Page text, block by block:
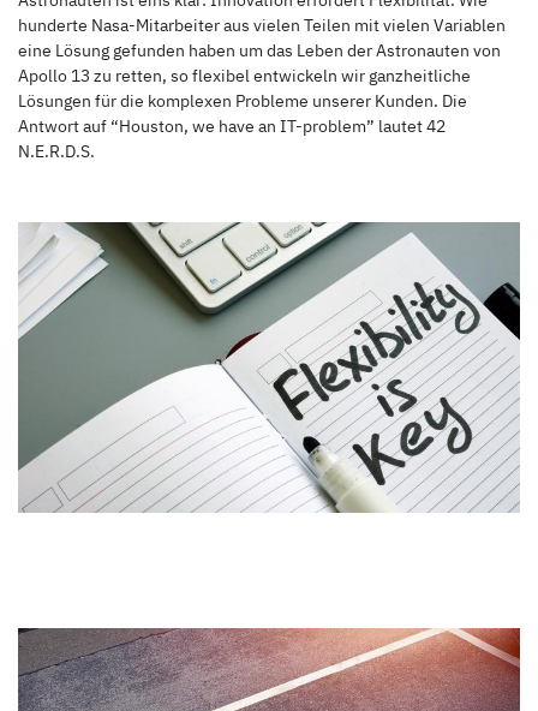
hunderte Nasa-Mitarbeiter aus vielen Teilen mit vielen Variablen
eine Lösung gefunden haben um das Leben der Astronauten von
Apollo 13 zu retten, so flexibel entwickeln wir ganzheitliche
Lösungen für die komplexen Probleme unserer Kunden. Die
Antwort auf “Houston, we have an IT-problem” lautet 42
N.E.R.D.S.